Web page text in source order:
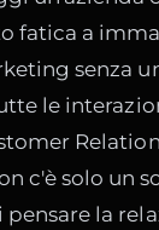
fatica a
senza
le
c'è solo un
la